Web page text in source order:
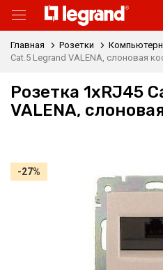
Главная Розетки
Cat.5 Legrand VALENA, слоновая
Розетка 1xRJ45
VALENA,
-27%